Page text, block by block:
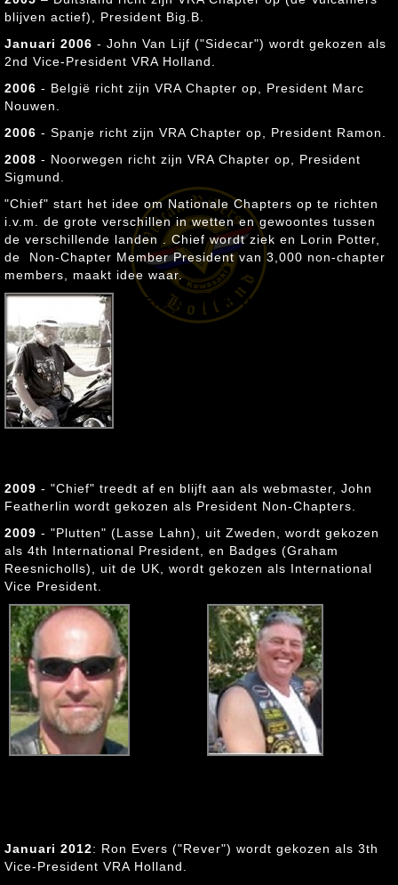
blijven actief), President Big.B.
Januari 2006 - John Van Lijf ("Sidecar") wordt gekozen als
2nd Vice-President VRA Holland.
2006 - België richt zijn VRA Chapter op, President Marc
Nouwen.
2006 - Spanje richt zijn VRA Chapter op, President Ramon.
2008 - Noorwegen richt zijn VRA Chapter op, President
Sigmund.
"Chief" start het idee om Nationale Chapters op te richten
i.v.m. de grote verschillen in wetten en gewoontes tussen
de verschillende landen . Chief wordt ziek en Lorin Potter,
de Non-Chapter Member President van 3,000 non-chapter
members, maakt idee waar.
"Fly" (Lorin Potter)
2009 - "Chief" treedt af en blijft aan als webmaster, John
Featherlin wordt gekozen als President Non-Chapters.
2009 - "Plutten" (Lasse Lahn), uit Zweden, wordt gekozen
als 4th International President, en Badges (Graham
Reesnicholls), uit de UK, wordt gekozen als International
Vice President.
Januari 2012: Ron Evers ("Rever") wordt gekozen als 3th
Vice-President VRA Holland.